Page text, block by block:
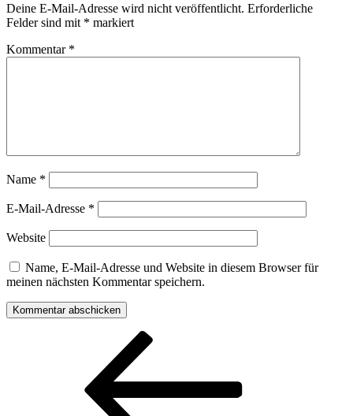
Deine E-Mail-Adresse wird nicht veröffentlicht. Erforderliche
Felder sind mit * markiert
Kommentar *
Name *
E-Mail-Adresse *
Website
Name, E-Mail-Adresse und Website in diesem Browser für
meinen nächsten Kommentar speichern.
Beitragsnavigation